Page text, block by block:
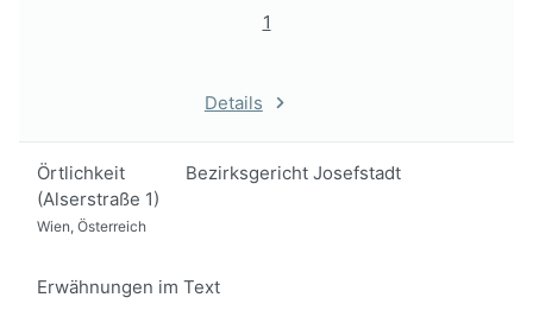
1
Details
Örtlichkeit
Bezirksgericht Josefstadt
(Alserstraße 1)
Wien, Österreich
Erwähnungen im Text